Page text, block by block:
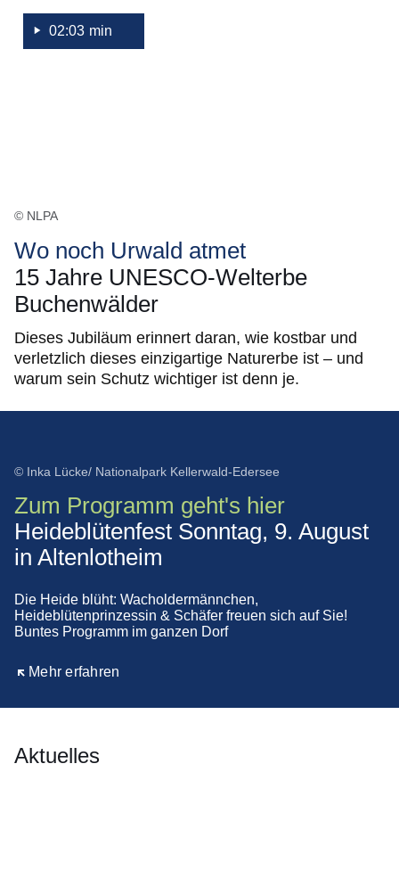
02:03 min
© NLPA
Wo noch Urwald atmet
15 Jahre UNESCO-Welterbe
Buchenwälder
Dieses Jubiläum erinnert daran, wie kostbar und
verletzlich dieses einzigartige Naturerbe ist – und
warum sein Schutz wichtiger ist denn je.
© Inka Lücke/ Nationalpark Kellerwald-Edersee
Zum Programm geht's hier
Heideblütenfest Sonntag, 9. August
in Altenlotheim
Die Heide blüht: Wacholdermännchen,
Heideblütenprinzessin & Schäfer freuen sich auf Sie!
Buntes Programm im ganzen Dorf
Mehr erfahren
Öffnet sich in einem neuen Fenster
Aktuelles